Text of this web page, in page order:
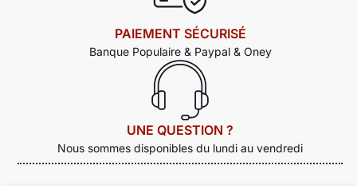
PAIEMENT SÉCURISÉ
Banque Populaire & Paypal & Oney
UNE QUESTION ?
Nous sommes disponibles du lundi au vendredi